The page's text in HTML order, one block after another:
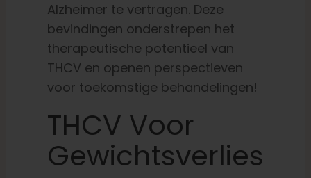
Alzheimer te vertragen. Deze
bevindingen onderstrepen het
therapeutische potentieel van
THCV en openen perspectieven
voor toekomstige behandelingen!
THCV Voor
Gewichtsverlies